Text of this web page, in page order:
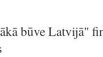
būve Latvijā"